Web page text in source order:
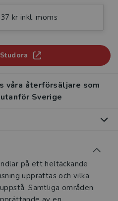
kr inkl. moms
våra återförsäljare som
Sverige
här produkten
via Studora.se
under 180 dagar. Observera
relevanta produkter för din
på ett heltäckande
upprättas och vilka
Samtliga områden